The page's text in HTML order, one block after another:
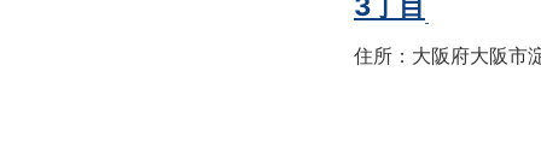
住所：大阪府大阪市